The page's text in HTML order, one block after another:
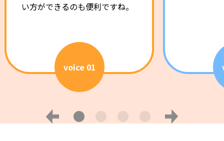
い方ができるのも便利ですね。
voice 01